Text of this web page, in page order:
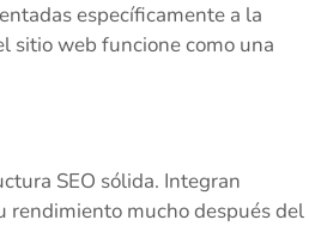
específicamente a la
sitio web funcione como una
SEO sólida. Integran
rendimiento mucho después del